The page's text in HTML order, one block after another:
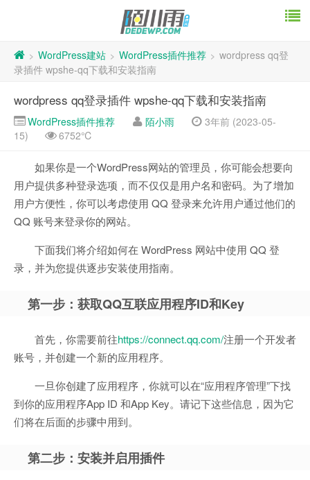
> WordPress建站 > WordPress插件推荐 > wordpress qq登
录插件 wpshe-qq下载和安装指南
wordpress qq登录插件 wpshe-qq下载和安装指南
WordPress插件推荐 陌小雨
3年前 (2023-05-
15)
6752℃
如果你是一个WordPress网站的管理员，你可能会想要向
用户提供多种登录选项，而不仅仅是用户名和密码。为了增加
用户方便性，你可以考虑使用 QQ 登录来允许用户通过他们的
QQ 账号来登录你的网站。
下面我们将介绍如何在 WordPress 网站中使用 QQ 登
录，并为您提供逐步安装使用指南。
第一步：获取QQ互联应用程序ID和Key
首先，你需要前往https://connect.qq.com/注册一个开发者
账号，并创建一个新的应用程序。
一旦你创建了应用程序，你就可以在“应用程序管理”下找
到你的应用程序App ID 和App Key。请记下这些信息，因为它
们将在后面的步骤中用到。
第二步：安装并启用插件